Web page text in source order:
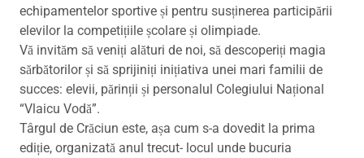
echipamentelor sportive și pentru susținerea participării
elevilor la competițiile școlare și olimpiade.
Vă invităm să veniți alături de noi, să descoperiți magia
sărbătorilor și să sprijiniți inițiativa unei mari familii de
succes: elevii, părinții și personalul Colegiului Național
“Vlaicu Vodă”.
Târgul de Crăciun este, așa cum s-a dovedit la prima
ediție, organizată anul trecut- locul unde bucuria